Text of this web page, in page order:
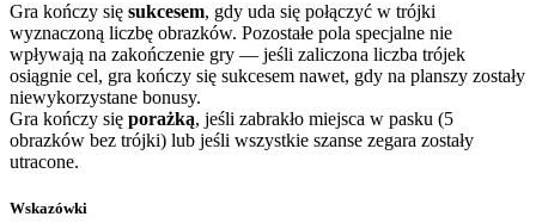
Gra kończy się sukcesem, gdy uda się połączyć w trójki
wyznaczoną liczbę obrazków. Pozostałe pola specjalne nie
wpływają na zakończenie gry — jeśli zaliczona liczba trójek
osiągnie cel, gra kończy się sukcesem nawet, gdy na planszy zostały
niewykorzystane bonusy.
Gra kończy się porażką, jeśli zabrakło miejsca w pasku (5
obrazków bez trójki) lub jeśli wszystkie szanse zegara zostały
utracone.
Wskazówki